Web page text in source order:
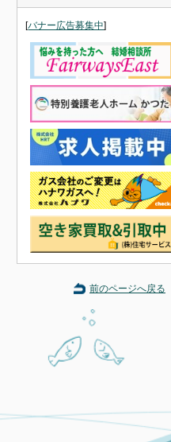
[バナー広告募集中]
前のページへ戻る